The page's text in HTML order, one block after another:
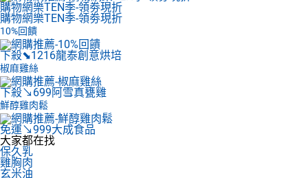
購物網樂TEN季-領劵現折
購物網樂TEN季-領劵現折
10%回饋
下殺⬊1216龍泰創意烘培
椒麻雞絲
下殺↘699阿雪真甕雞
鮮醇雞肉鬆
免運↘999大成食品
大家都在找
保久乳
雞胸肉
玄米油